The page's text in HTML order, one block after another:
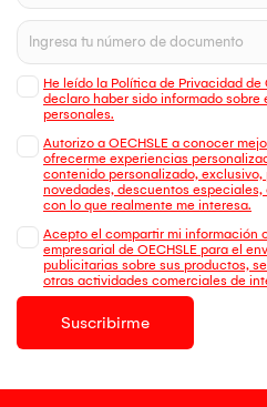
He leído la Política de Privacidad de
declaro haber sido informado sobre
personales.
Autorizo a OECHSLE a conocer
ofrecerme experiencias
contenido personalizado,
novedades, descuentos
con lo que realmente me interesa.
Acepto el compartir mi información
empresarial de OECHSLE para el
publicitarias sobre sus productos,
otras actividades comerciales de
Suscribirme